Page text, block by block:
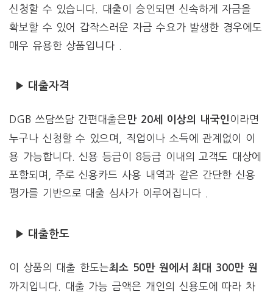
신청할 수 있습니다. 대출이 승인되면 신속하게 자금을
확보할 수 있어 갑작스러운 자금 수요가 발생한 경우에도
매우 유용한 상품입니다 .
▶ 대출자격
DGB 쓰담쓰담 간편대출은만 20세 이상의 내국인이라면
누구나 신청할 수 있으며, 직업이나 소득에 관계없이 이
용 가능합니다. 신용 등급이 8등급 이내의 고객도 대상에
포함되며, 주로 신용카드 사용 내역과 같은 간단한 신용
평가를 기반으로 대출 심사가 이루어집니다 .
▶ 대출한도
이 상품의 대출 한도는최소 50만 원에서 최대 300만 원
까지입니다. 대출 가능 금액은 개인의 신용도에 따라 차